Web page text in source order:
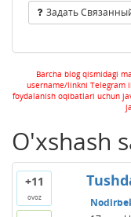
Задать
Barcha blog qismidagi
username/linkni Telegram
foydalanish oqibatlari uchun
O'xshash
+11
ovoz